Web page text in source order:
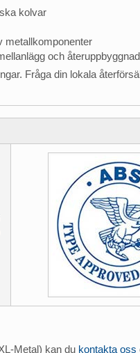
kolvar
metallkomponenter
och
Fråga din lokala
Metal) kan du kontakta oss